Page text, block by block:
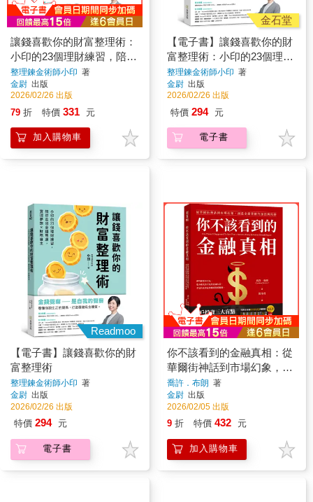
讓錢喜歡你的財富整理術：
小印的23個理財練習，陪你
走出金錢焦慮，實現夢想x
財務自主
整理鍊金術師小印 著
金尉 出版
2026/02/26 出版
79 折 特價 331 元
加入購物車
金石堂
【電子書】讓錢喜歡你的財
富整理術：小印的23個理財
練習，陪你走出金錢焦慮，
實現夢想x財務自主
整理鍊金術師小印 著
金尉 出版
2026/02/26 出版
特價 294 元
電子書
Readmoo
【電子書】讓錢喜歡你的財
富整理術
整理鍊金術師小印 著
金尉 出版
2026/02/26 出版
特價 294 元
電子書
你不該看到的金融真相：從
華爾街神話到市場幻象，洞
悉金錢背後的操控與陷阱
喬許．布朗 著
金尉 出版
2026/02/05 出版
9 折 特價 432 元
加入購物車